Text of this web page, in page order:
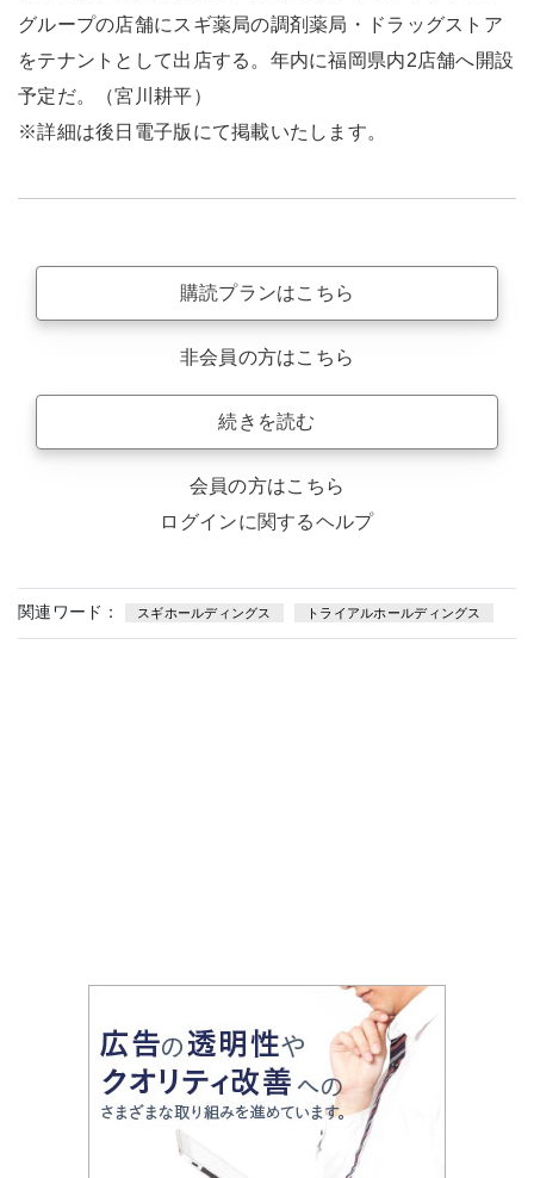
グループの店舗にスギ薬局の調剤薬局・ドラッグストア
をテナントとして出店する。年内に福岡県内2店舗へ開設
予定だ。（宮川耕平）
※詳細は後日電子版にて掲載いたします。
購読プランはこちら
非会員の方はこちら
続きを読む
会員の方はこちら
ログインに関するヘルプ
関連ワード： スギホールディングス トライアルホールディングス